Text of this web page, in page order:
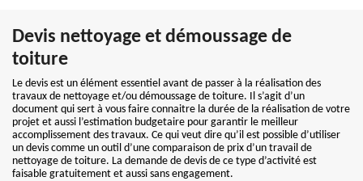
Devis nettoyage et démoussage de
toiture
Le devis est un élément essentiel avant de passer à la réalisation des
travaux de nettoyage et/ou démoussage de toiture. Il s’agit d’un
document qui sert à vous faire connaitre la durée de la réalisation de votre
projet et aussi l’estimation budgetaire pour garantir le meilleur
accomplissement des travaux. Ce qui veut dire qu’il est possible d’utiliser
un devis comme un outil d’une comparaison de prix d’un travail de
nettoyage de toiture. La demande de devis de ce type d’activité est
faisable gratuitement et aussi sans engagement.